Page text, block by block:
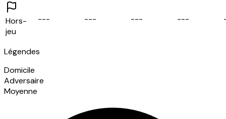
Hors-
jeu
--- --- --- ---
Légendes
Domicile
Adversaire
Moyenne